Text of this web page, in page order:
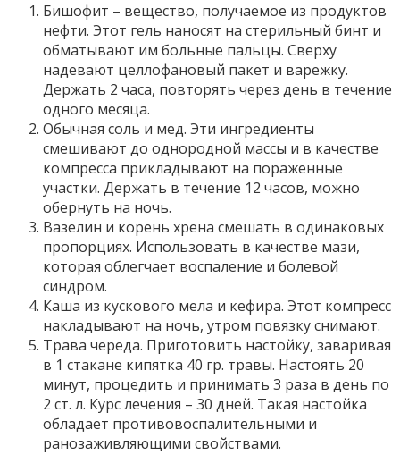
Бишофит – вещество, получаемое из продуктов
нефти. Этот гель наносят на стерильный бинт и
обматывают им больные пальцы. Сверху
надевают целлофановый пакет и варежку.
Держать 2 часа, повторять через день в течение
одного месяца.
Обычная соль и мед. Эти ингредиенты
смешивают до однородной массы и в качестве
компресса прикладывают на пораженные
участки. Держать в течение 12 часов, можно
обернуть на ночь.
Вазелин и корень хрена смешать в одинаковых
пропорциях. Использовать в качестве мази,
которая облегчает воспаление и болевой
синдром.
Каша из кускового мела и кефира. Этот компресс
накладывают на ночь, утром повязку снимают.
Трава череда. Приготовить настойку, заваривая
в 1 стакане кипятка 40 гр. травы. Настоять 20
минут, процедить и принимать 3 раза в день по
2 ст. л. Курс лечения – 30 дней. Такая настойка
обладает противовоспалительными и
ранозаживляющими свойствами.